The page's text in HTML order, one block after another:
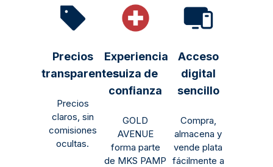
Precios
transparentes
Precios
claros, sin
comisiones
ocultas.
Experiencia
suiza de
confianza
GOLD
AVENUE
forma parte
de MKS PAMP
Acceso
digital
sencillo
Compra,
almacena y
vende plata
fácilmente a